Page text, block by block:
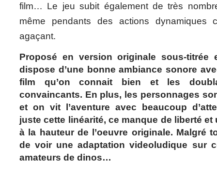
film… Le jeu subit également de très
même pendants des actions dynamiques
agaçant.
Proposé en version originale sous-titrée
dispose d’une bonne ambiance sonore
film qu’on connait bien et les
convaincants. En plus, les personnages
et on vit l’aventure avec beaucoup
juste cette linéarité, ce manque de liberté
à la hauteur de l’oeuvre originale. Malgré
de voir une adaptation videoludique sur
amateurs de dinos…